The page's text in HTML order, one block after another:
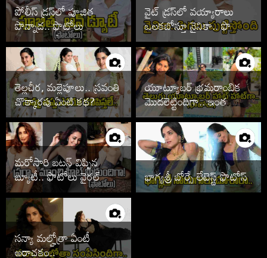
పోలీస్ డ్రస్‌లో పూజిత
పొన్నాడ.. ఫొటోలు
చూడాల్సిందే
వైట్ డ్రస్‌లో వయ్యారాలు
ఒలకబోస్తూ నైనికా.. ఫొటోలు
వైరల్
తెల్లచీర, మల్లెపూలు.. స్రవంతి
చొక్కారపు ఏంటి కథ?
యూట్యూబర్ భ్రమరాంబిక
మొదలెట్టిందిగా.. ఇంత
హాట్‌గానా
మరోసారి బటన్ విప్పిన
బ్యూటీ.. ఫొటోలు వైరల్ భాగ్యశ్రీ బోర్సే లేటెస్ట్ ఫొటోస్
సన్యా మల్హోత్రా ఏంటీ
అరాచకం..